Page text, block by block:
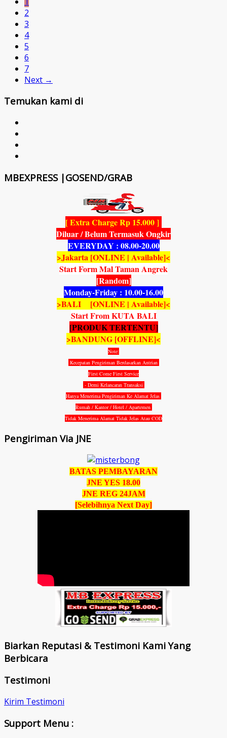
2
3
4
5
6
7
Next →
Temukan kami di
MBEXPRESS |GOSEND/GRAB
[ Extra Charge Rp 15.000 ]
Diluar / Belum Termasuk Ongkir
EVERYDAY : 08.00-20.00
>Jakarta [ONLINE | Available]<
Start Form Mal Taman Angrek
[Random]
Monday-Friday : 10.00-16.00
>BALI [ONLINE | Available]<
Start From KUTA BALI
[PRODUK TERTENTU]
>BANDUNG [OFFLINE]<
Note:
Kecepatan Pengiriman Berdasarkan Antrian
First Come First Service
- Demi Kelancaran Transaksi
Hanya Menerima Pengiriman Ke Alamat Jelas
Rumah / Kantor / Hotel / Apartemen
Tidak Menerima Alamat Tidak Jelas Atau COD
Pengiriman Via JNE
BATAS PEMBAYARAN
JNE YES 18.00
JNE REG 24JAM
[Selebihnya Next Day]
Biarkan Reputasi & Testimoni Kami Yang
Berbicara
Testimoni
Kirim Testimoni
Support Menu :